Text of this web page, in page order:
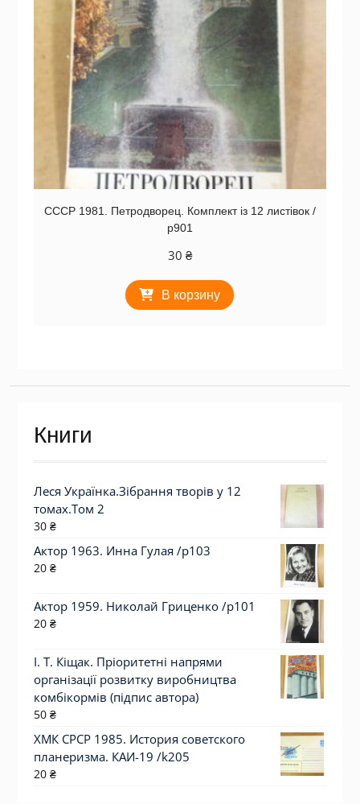
СССР 1981. Петродворец. Комплект із 12 листівок /
р901
30 ₴
В корзину
Книги
Леся Українка.Зібрання творів у 12
томах.Том 2
30 ₴
Актор 1963. Инна Гулая /p103
20 ₴
Актор 1959. Николай Гриценко /p101
20 ₴
І. Т. Кіщак. Пріоритетні напрями
організації розвитку виробництва
комбікормів (підпис автора)
50 ₴
ХМК СРСР 1985. История советского
планеризма. КАИ-19 /k205
20 ₴